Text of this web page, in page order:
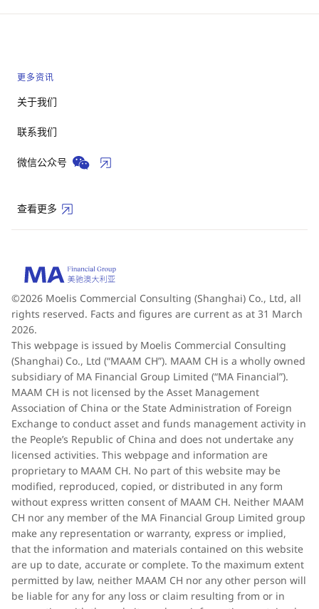
更多资讯
关于我们
联系我们
微信公众号
查看更多
©2026 Moelis Commercial Consulting (Shanghai) Co., Ltd, all
rights reserved. Facts and figures are current as at 31 March
2026.
This webpage is issued by Moelis Commercial Consulting
(Shanghai) Co., Ltd (“MAAM CH”). MAAM CH is a wholly owned
subsidiary of MA Financial Group Limited (“MA Financial”).
MAAM CH is not licensed by the Asset Management
Association of China or the State Administration of Foreign
Exchange to conduct asset and funds management activity in
the People’s Republic of China and does not undertake any
licensed activities. This webpage and information are
proprietary to MAAM CH. No part of this website may be
modified, reproduced, copied, or distributed in any form
without express written consent of MAAM CH. Neither MAAM
CH nor any member of the MA Financial Group Limited group
make any representation or warranty, express or implied,
that the information and materials contained on this website
are up to date, accurate or complete. To the maximum extent
permitted by law, neither MAAM CH nor any other person will
be liable for any for any loss or claim resulting from or in